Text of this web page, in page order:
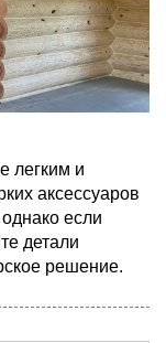
легким и
аксессуаров
если
детали
решение.